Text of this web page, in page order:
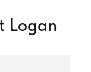
Logan